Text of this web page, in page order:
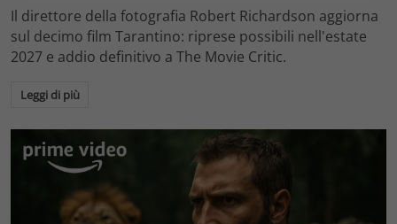
Il direttore della fotografia Robert Richardson aggiorna
sul decimo film Tarantino: riprese possibili nell'estate
2027 e addio definitivo a The Movie Critic.
Leggi di più